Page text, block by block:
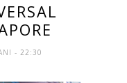
- 22:30